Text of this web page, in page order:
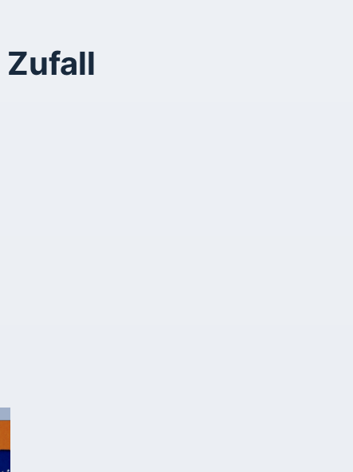
Zufall